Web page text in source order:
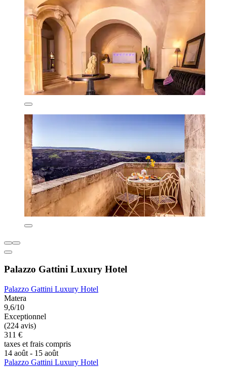
Palazzo Gattini Luxury Hotel
Palazzo Gattini Luxury Hotel
Matera
9,6/10
Exceptionnel
(224 avis)
311 €
taxes et frais compris
14 août - 15 août
Palazzo Gattini Luxury Hotel